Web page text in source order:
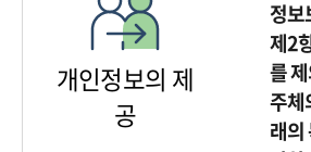
개인정보의 제
공
정
제2
를
주체
래의